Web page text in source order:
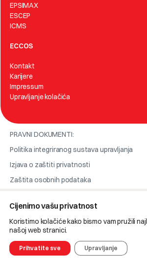
EPSIMAX
ESCEP
ICMS
ECCOS
Kontakt
Karijere
Impressum
Upravljanje kolačića
PRAVNI DOKUMENTI:
Politika integriranog sustava upravljanja
Izjava o zaštiti privatnosti
Zaštita osobnih podataka
© 2025 Eccos.
Etički kodeks tvrtke
Kodeks ponašanja za dobavljače i poslovne
Cijenimo vašu privatnost
Koristimo kolačiće kako bismo vam pružili
našoj web stranici.
Prihvatite sve Upravljanje